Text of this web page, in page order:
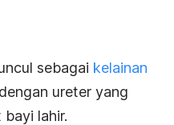
sebagai kelainan
ureter yang
lahir.